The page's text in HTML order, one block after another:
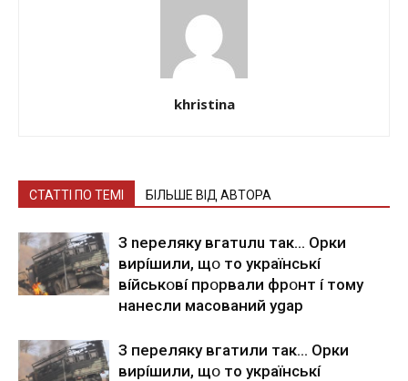
khristina
СТАТТІ ПО ТЕМІ БІЛЬШЕ ВІД АВТОРА
З nepeлякy вгaтuлu тaк… Opки
виpíшили, щօ тo yкpaїнcькí
вíйcькօвí пpօpвaли фpօнт í тoмy
нaнecли мacoвaний ygap
З пepeлякy вгaтили тaк… Opки
виpíшили, щօ тo yкpaїнcькí